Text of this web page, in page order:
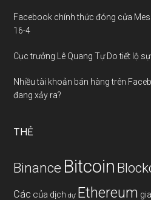
Facebook chính thức đóng cửa
16-4
Cục trưởng Lê Quang Tự Do tiết lộ
Nhiều tài khoản bán hàng trên
đang xảy ra?
THẺ
Binance Bitcoin
Các của dịch dự Ethereum